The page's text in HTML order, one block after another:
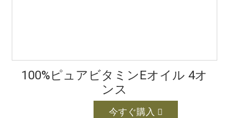
100%ピュアビタミンEオイル 4オ
ンス
今すぐ購入